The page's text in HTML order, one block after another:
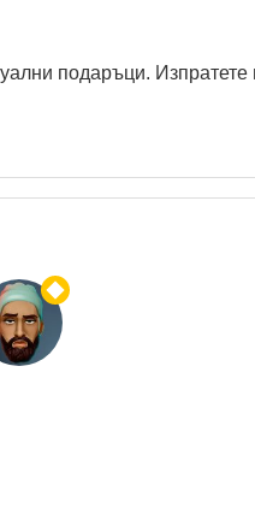
подаръци. Изпратете